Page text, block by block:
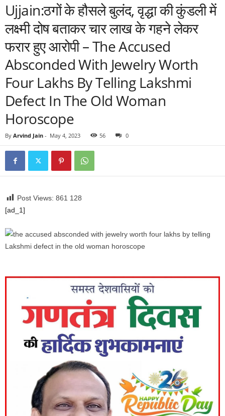
Ujjain:ठगों के हौसले बुलंद, वृद्धा की कुंडली में
लक्ष्मी दोष बताकर चार लाख के गहने लेकर
फरार हुए आरोपी – The Accused
Absconded With Jewelry Worth
Four Lakhs By Telling Lakshmi
Defect In The Old Woman
Horoscope
By Arvind Jain - May 4, 2023 56 0
Post Views: 861 128
[ad_1]